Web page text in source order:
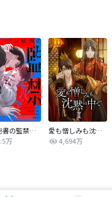
ジン秘書の監禁日記【タテヨミ】
万
愛も憎しみも沈黙の中で
4,694万